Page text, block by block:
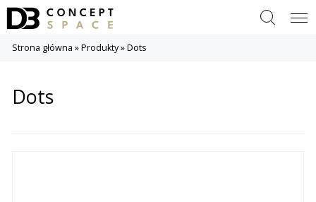
Szukaj Menu
Strona główna »Produkty»Dots
Dots